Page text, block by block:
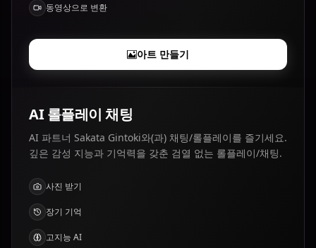
동영상으로 변환
아트 만들기
AI 롤플레이 채팅
AI 파트너 Sakata Gintoki와(과) 채팅/롤플레이를 즐기세요.
깊은 감성 지능과 기억력을 갖춘 검열 없는 롤플레이/채팅.
사진 받기
장기 기억
고지능 AI